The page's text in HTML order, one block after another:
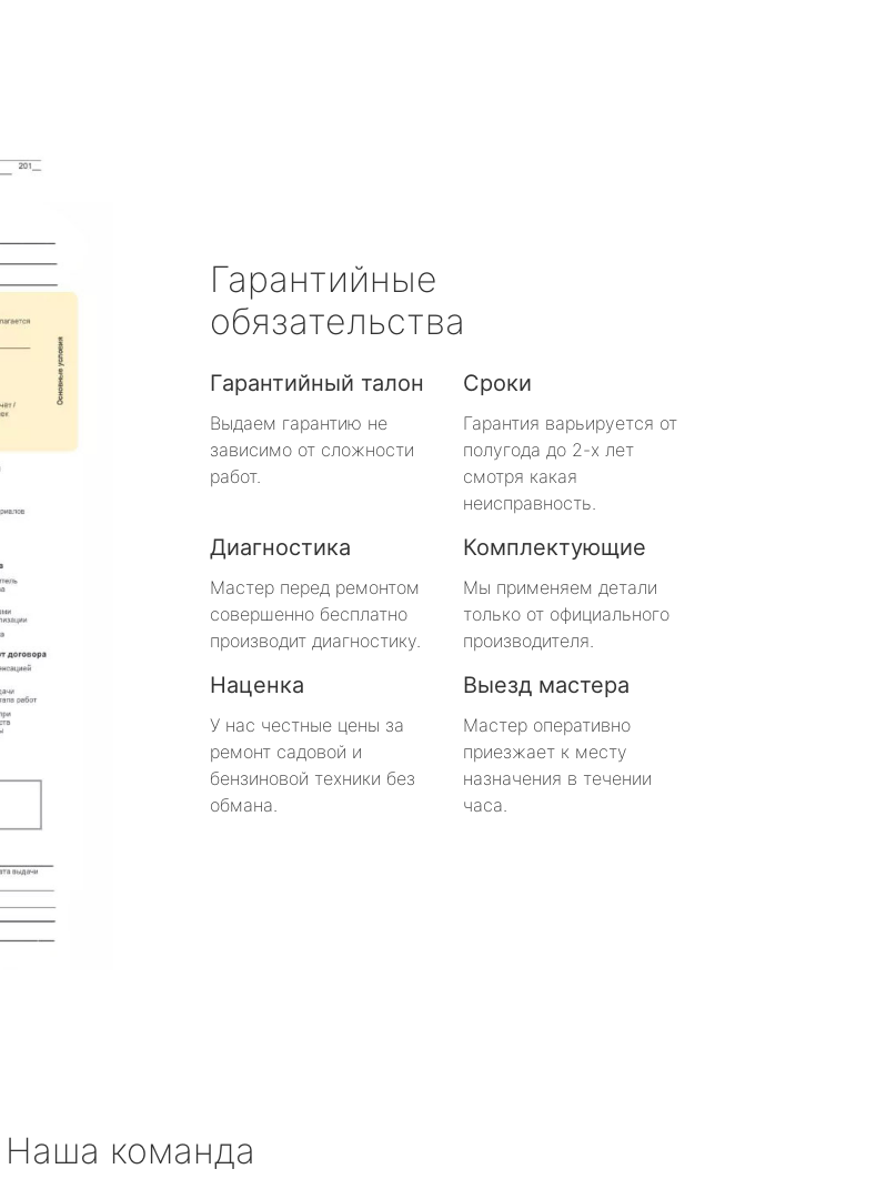
Гарантийные
обязательства
Гарантийный талон
Выдаем гарантию не
зависимо от сложности
работ.
Сроки
Гарантия варьируется от
полугода до 2-х лет
смотря какая
неисправность.
Диагностика
Мастер перед ремонтом
совершенно бесплатно
производит диагностику.
Комплектующие
Мы применяем детали
только от официального
производителя.
Наценка
У нас честные цены за
ремонт садовой и
бензиновой техники без
обмана.
Выезд мастера
Мастер оперативно
приезжает к месту
назначения в течении
часа.
Наша команда